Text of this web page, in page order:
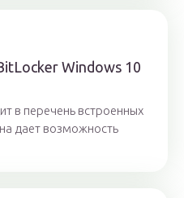
Windows 10
в перечень встроенных
дает возможность